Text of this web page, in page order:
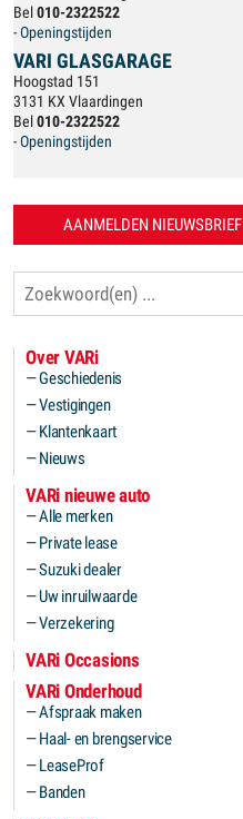
Bel 010-2322522
- Openingstijden
VARI GLASGARAGE
Hoogstad 151
3131 KX Vlaardingen
Bel 010-2322522
- Openingstijden
AANMELDEN NIEUWSBRIEF
Over VARi
Geschiedenis
Vestigingen
Klantenkaart
Nieuws
VARi nieuwe auto
Alle merken
Private lease
Suzuki dealer
Uw inruilwaarde
Verzekering
VARi Occasions
VARi Onderhoud
Afspraak maken
Haal- en brengservice
LeaseProf
Banden